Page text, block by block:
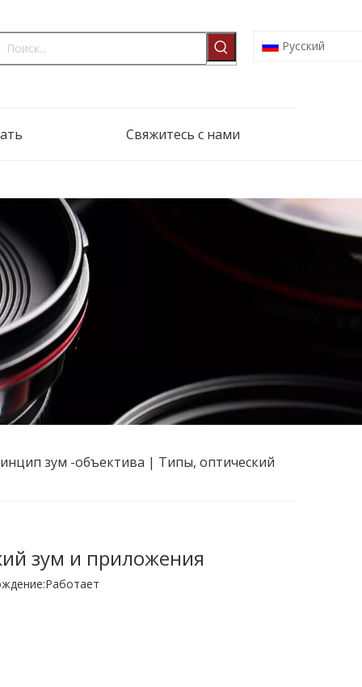
Pусский
Свяжитесь с нами
зум -объектива | Типы, оптический
зум и приложения
Работает